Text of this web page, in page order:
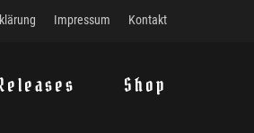
Impressum Kontakt
Shop